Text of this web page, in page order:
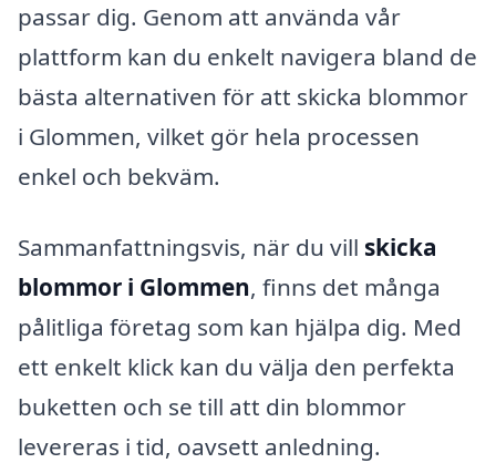
passar dig. Genom att använda vår
plattform kan du enkelt navigera bland de
bästa alternativen för att skicka blommor
i Glommen, vilket gör hela processen
enkel och bekväm.
Sammanfattningsvis, när du vill skicka
blommor i Glommen, finns det många
pålitliga företag som kan hjälpa dig. Med
ett enkelt klick kan du välja den perfekta
buketten och se till att din blommor
levereras i tid, oavsett anledning.